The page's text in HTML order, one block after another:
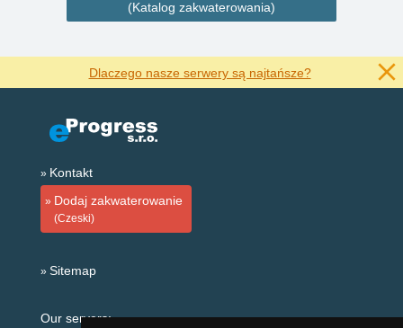
(Katalog zakwaterowania)
Dlaczego nasze serwery są najtańsze?
Kontakt
Dodaj zakwaterowanie
(Czeski)
Sitemap
Our servers: